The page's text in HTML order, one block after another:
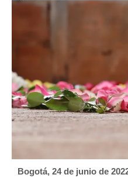
Bogotá, 24 de junio de